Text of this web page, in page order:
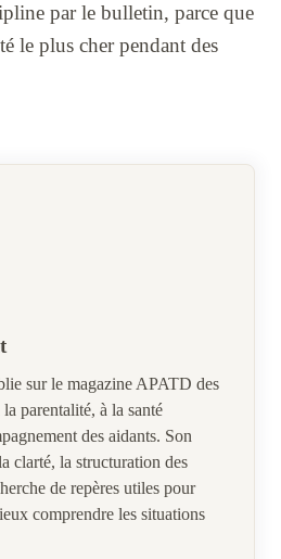
par le bulletin, parce que
le plus cher pendant des
sur le magazine APATD des
parentalité, à la santé
des aidants. Son
clarté, la structuration des
de repères utiles pour
comprendre les situations